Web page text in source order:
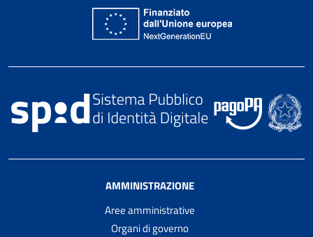
AMMINISTRAZIONE
Aree amministrative
Organi di governo